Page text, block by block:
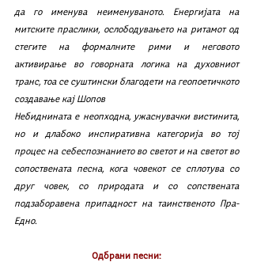
да го именува неименуваното. Енергијата на
митските праслики, ослободувањето на ритамот од
стегите на формалните рими и неговото
активирање во говорната логика на духовниот
транс, тоа се суштински благодети на геопоетичкото
создавање кај Шопов
Небиднината е неопходна, ужаснувачки вистинита,
но и длабоко инспиративна категорија во тој
процес на себеспознанието во светот и на светот во
сопоствената песна, кога човекот се сплотува со
друг човек, со природата и со сопствената
подзаборавена припадност на таинственото Пра-
Едно.
Одбрани песни: